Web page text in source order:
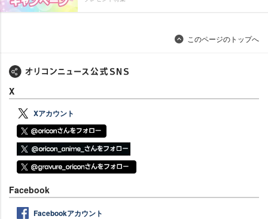
このページのトップへ
X
Xアカウント
Facebook
Facebookアカウント